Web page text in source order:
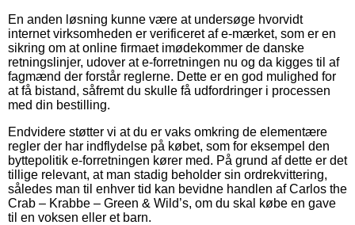
En anden løsning kunne være at undersøge hvorvidt
internet virksomheden er verificeret af e-mærket, som er en
sikring om at online firmaet imødekommer de danske
retningslinjer, udover at e-forretningen nu og da kigges til af
fagmænd der forstår reglerne. Dette er en god mulighed for
at få bistand, såfremt du skulle få udfordringer i processen
med din bestilling.
Endvidere støtter vi at du er vaks omkring de elementære
regler der har indflydelse på købet, som for eksempel den
byttepolitik e-forretningen kører med. På grund af dette er det
tillige relevant, at man stadig beholder sin ordrekvittering,
således man til enhver tid kan bevidne handlen af Carlos the
Crab – Krabbe – Green & Wild’s, om du skal købe en gave
til en voksen eller et barn.